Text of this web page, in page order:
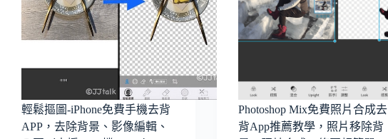
輕鬆摳圖-iPhone免費手機去背
APP，去除背景、影像編輯、
Photoshop Mix免費照片合成去
背App推薦教學，照片移除背